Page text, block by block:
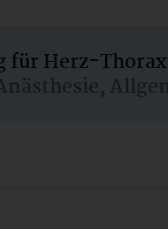
für Herz-